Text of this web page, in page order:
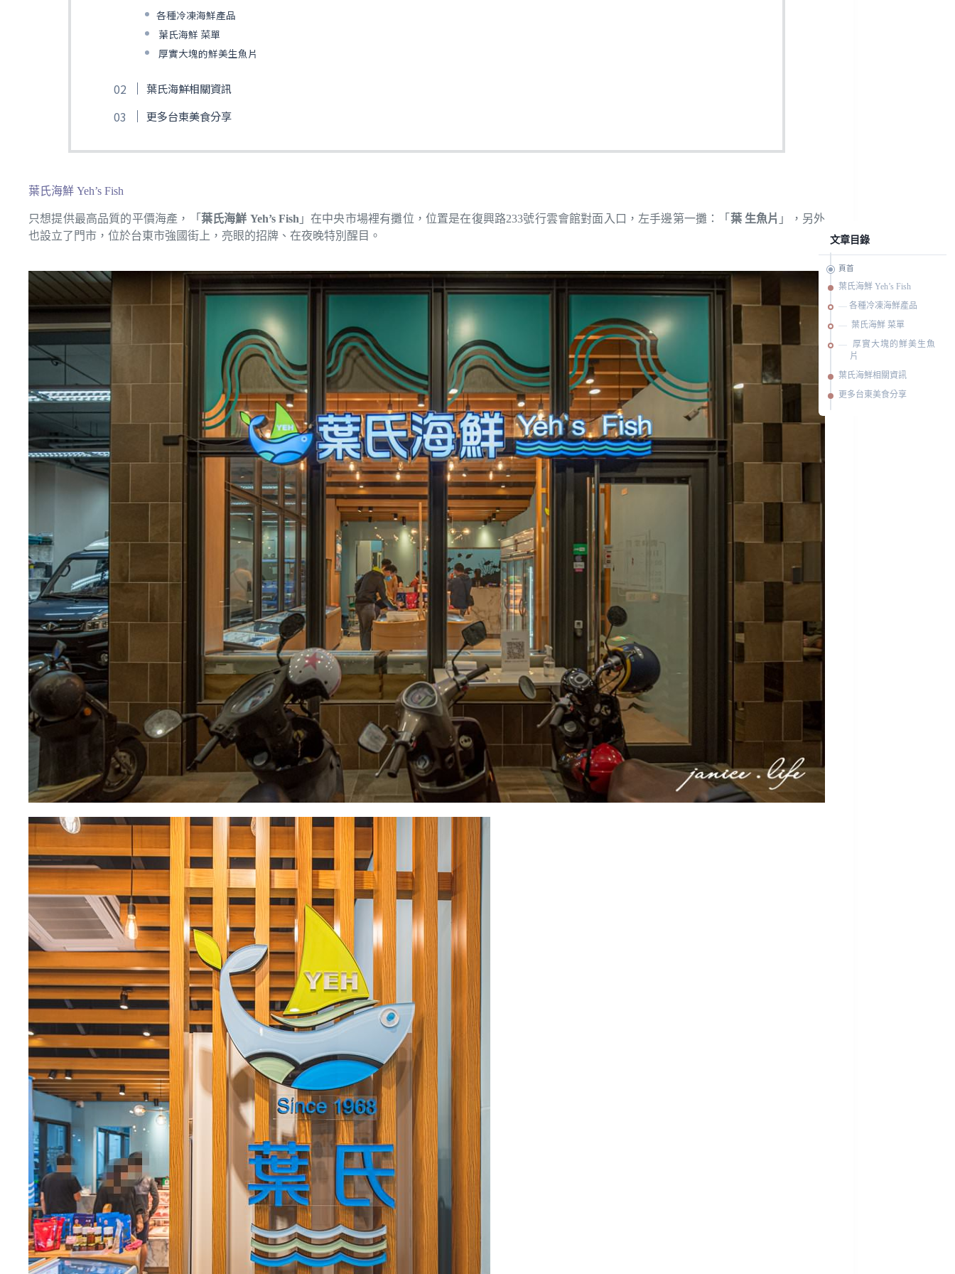
各種冷凍海鮮產品
葉氏海鮮 菜單
厚實大塊的鮮美生魚片
葉氏海鮮相關資訊
更多台東美食分享
葉氏海鮮 Yeh’s Fish
只想提供最高品質的平價海產，「 葉氏海鮮 Yeh’s Fish 」在中央市場裡有攤位，位置是在復興路233號行雲會館對面入口，左手邊第一攤：「 葉 生魚片 」，另外
也設立了門市，位於台東市強國街上，亮眼的招牌、在夜晚特別醒目。
文章目錄
頁首
葉氏海鮮 Yeh’s Fish
各種冷凍海鮮產品
葉氏海鮮 菜單
厚實大塊的鮮美生魚
片
葉氏海鮮相關資訊
更多台東美食分享